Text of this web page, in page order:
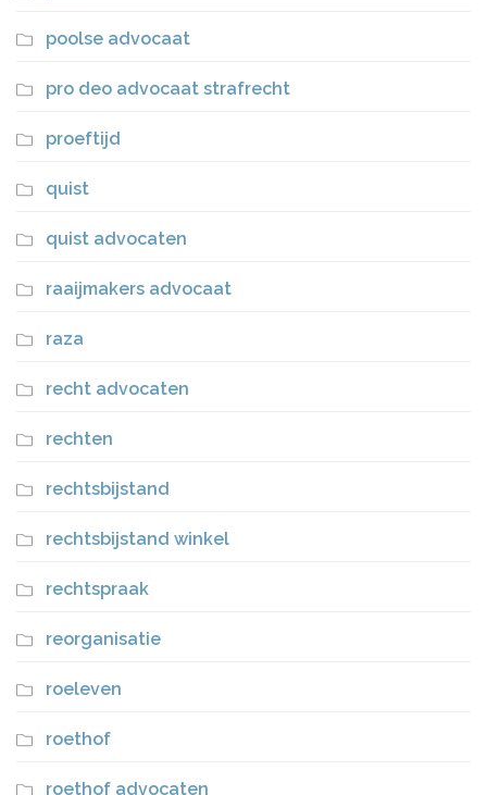
poolse advocaat
pro deo advocaat strafrecht
proeftijd
quist
quist advocaten
raaijmakers advocaat
raza
recht advocaten
rechten
rechtsbijstand
rechtsbijstand winkel
rechtspraak
reorganisatie
roeleven
roethof
roethof advocaten